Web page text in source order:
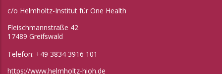
c/o Helmholtz-Institut für One Health
Fleischmannstraße 42
17489 Greifswald
Telefon: +49 3834 3916 101
https://www.helmholtz-hioh.de